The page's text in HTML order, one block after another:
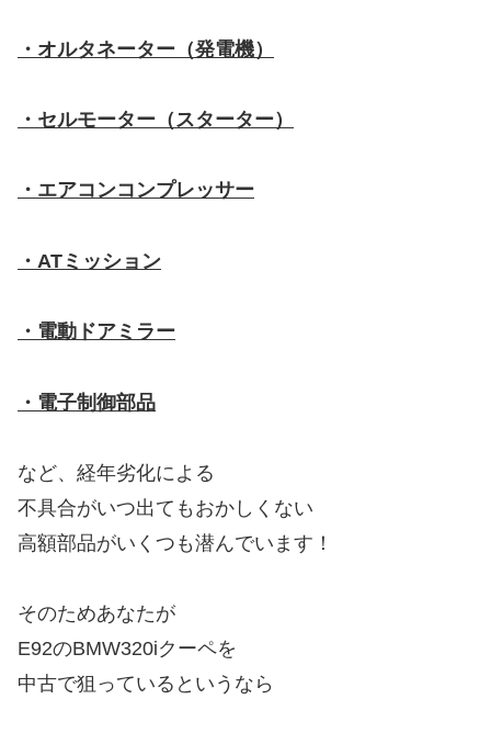
・オルタネーター（発電機）
・セルモーター（スターター）
・エアコンコンプレッサー
・ATミッション
・電動ドアミラー
・電子制御部品
など、経年劣化による
不具合がいつ出てもおかしくない
高額部品がいくつも潜んでいます！
そのためあなたが
E92のBMW320iクーペを
中古で狙っているというなら